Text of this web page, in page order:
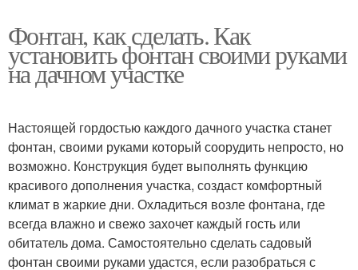
Фонтан, как сделать. Как
установить фонтан своими руками
на дачном участке
Настоящей гордостью каждого дачного участка станет
фонтан, своими руками который соорудить непросто, но
возможно. Конструкция будет выполнять функцию
красивого дополнения участка, создаст комфортный
климат в жаркие дни. Охладиться возле фонтана, где
всегда влажно и свежо захочет каждый гость или
обитатель дома. Самостоятельно сделать садовый
фонтан своими руками удастся, если разобраться с